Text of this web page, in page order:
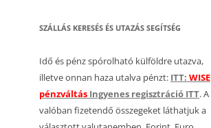
SZÁLLÁS KERESÉS ÉS UTAZÁS SEGÍTSÉG
Idő és pénz spórolható külföldre utazva,
illetve onnan haza utalva pénzt: ITT: WISE
pénzváltás Ingyenes regisztráció ITT. A
valóban fizetendő összegeket láthatjuk a